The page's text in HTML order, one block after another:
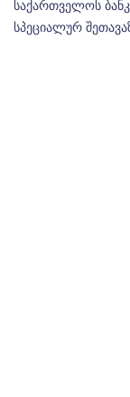
საქართველოს
სპეციალურ